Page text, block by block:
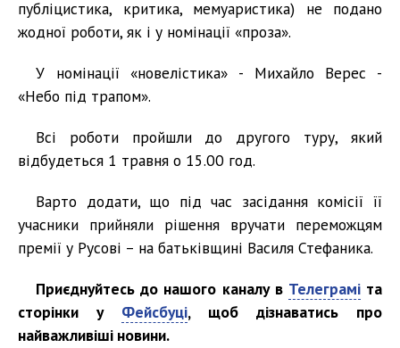
публіцистика, критика, мемуаристика) не подано
жодної роботи, як і у номінації «проза».
У номінації «новелістика» - Михайло Верес -
«Небо під трапом».
Всі роботи пройшли до другого туру, який
відбудеться 1 травня о 15.00 год.
Варто додати, що під час засідання комісії її
учасники прийняли рішення вручати переможцям
премії у Русові – на батьківщині Василя Стефаника.
Приєднуйтесь до нашого каналу в Телеграміта
сторінки у Фейсбуці, щоб дізнаватись про
найважливіші новини.